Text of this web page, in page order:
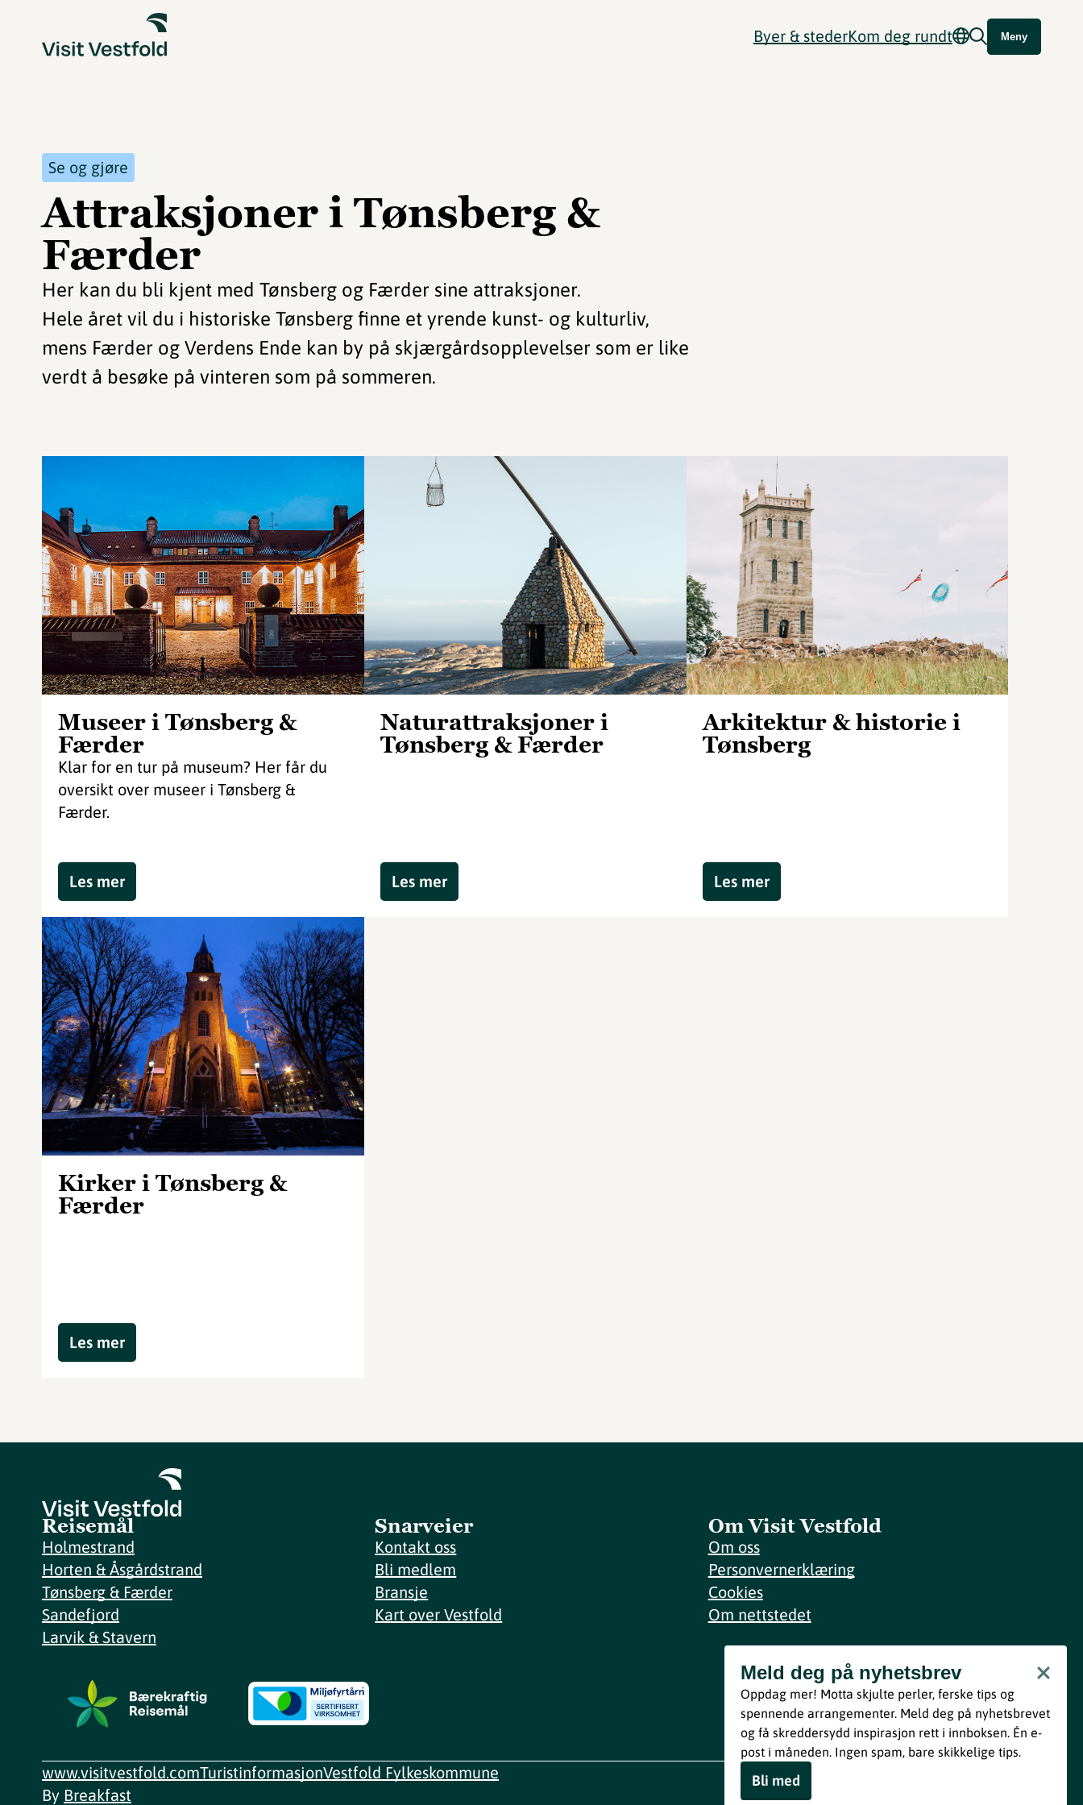
Byer & stederKom deg rundt Meny
Se og gjøre
Attraksjoner i Tønsberg &
Færder
Her kan du bli kjent med Tønsberg og Færder sine attraksjoner.
Hele året vil du i historiske Tønsberg finne et yrende kunst- og kulturliv,
mens Færder og Verdens Ende kan by på skjærgårdsopplevelser som er like
verdt å besøke på vinteren som på sommeren.
Museer i Tønsberg &
Færder
Klar for en tur på museum? Her får du
oversikt over museer i Tønsberg &
Færder.
Les mer
Naturattraksjoner i
Tønsberg & Færder
Les mer
Arkitektur & historie i
Tønsberg
Les mer
Kirker i Tønsberg &
Færder
Les mer
Reisemål
Holmestrand
Horten & Åsgårdstrand
Tønsberg & Færder
Sandefjord
Larvik & Stavern
Snarveier
Kontakt oss
Bli medlem
Bransje
Kart over Vestfold
Om Visit Vestfold
Om oss
Personvernerklæring
Cookies
Om nettstedet
Meld deg på nyhetsbrev
Bli med
Ved å melde deg inn godtar du våre vilkår i henhold til vår
personvernerklæring.
Meld deg på nyhetsbrev
Oppdag mer! Motta skjulte perler, ferske tips og
spennende arrangementer. Meld deg på nyhetsbrevet
og få skreddersydd inspirasjon rett i innboksen. Én e-
post i måneden. Ingen spam, bare skikkelige tips.
Bli med
www.visitvestfold.comTuristinformasjonVestfold Fylkeskommune
By Breakfast